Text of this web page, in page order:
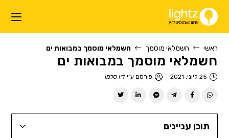
ראשי חשמלאי מוסמך חשמלאי מוסמך במבואות ים
חשמלאי מוסמך במבואות ים
25 ליוני, 2021 פורסם ע"ידין סלמן
תוכן עניינים